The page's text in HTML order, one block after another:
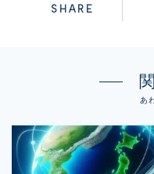
SHARE
あ